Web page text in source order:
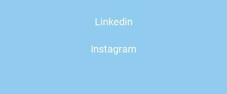
Linkedin
Instagram